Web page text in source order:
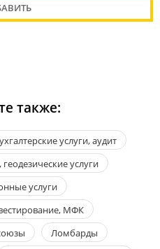
также:
услуги, аудит
услуги
услуги
МФК
Ломбарды